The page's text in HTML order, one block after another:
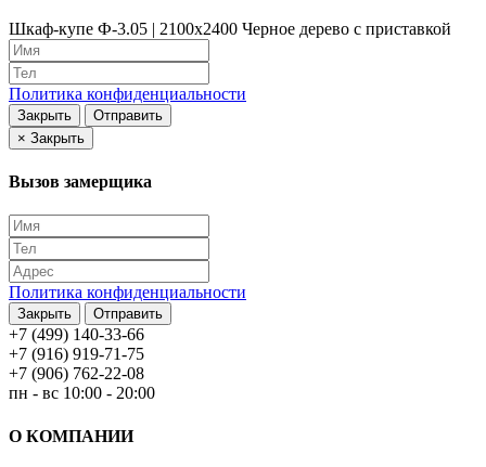
Шкаф-купе Ф-3.05 | 2100x2400 Черное дерево с приставкой
Политика конфиденциальности
Закрыть
Отправить
× Закрыть
Вызов замерщика
Политика конфиденциальности
Закрыть Отправить
+7 (499) 140-33-66
+7 (916) 919-71-75
+7 (906) 762-22-08
пн - вс 10:00 - 20:00
О КОМПАНИИ